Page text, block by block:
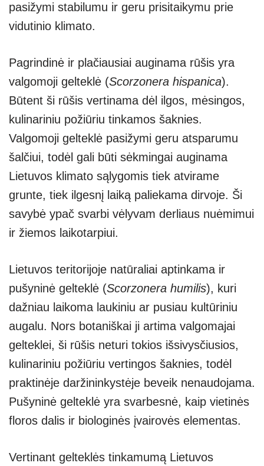
pasižymi stabilumu ir geru prisitaikymu prie
vidutinio klimato.
Pagrindinė ir plačiausiai auginama rūšis yra
valgomoji gelteklė (Scorzonera hispanica).
Būtent ši rūšis vertinama dėl ilgos, mėsingos,
kulinariniu požiūriu tinkamos šaknies.
Valgomoji gelteklė pasižymi geru atsparumu
šalčiui, todėl gali būti sėkmingai auginama
Lietuvos klimato sąlygomis tiek atvirame
grunte, tiek ilgesnį laiką paliekama dirvoje. Ši
savybė ypač svarbi vėlyvam derliaus nuėmimui
ir žiemos laikotarpiui.
Lietuvos teritorijoje natūraliai aptinkama ir
pušyninė gelteklė (Scorzonera humilis), kuri
dažniau laikoma laukiniu ar pusiau kultūriniu
augalu. Nors botaniškai ji artima valgomajai
gelteklei, ši rūšis neturi tokios išsivysčiusios,
kulinariniu požiūriu vertingos šaknies, todėl
praktinėje daržininkystėje beveik nenaudojama.
Pušyninė gelteklė yra svarbesnė, kaip vietinės
floros dalis ir biologinės įvairovės elementas.
Vertinant gelteklės tinkamumą Lietuvos